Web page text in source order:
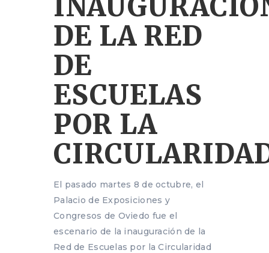
DE LA RED
DE
ESCUELAS
POR LA
El pasado martes 8 de octubre, el
Palacio de Exposiciones y
Congresos de Oviedo fue el
escenario de la inauguración de la
Red de Escuelas por la Circularidad